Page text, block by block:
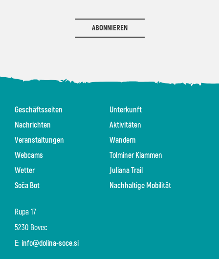
ABONNIEREN
Rupa 17
5230 Bovec
E: info@dolina-soce.si
Geschäftsseiten
Nachrichten
Veranstaltungen
Webcams
Wetter
Soča Bot
Unterkunft
Aktivitäten
Wandern
Tolminer Klammen
Juliana Trail
Nachhaltige Mobilität